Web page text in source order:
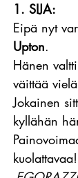
1. SIJA:
Eipä nyt
Upton.
Hänen
väittää
Jokainen
kyllähän
kuolattavaa!